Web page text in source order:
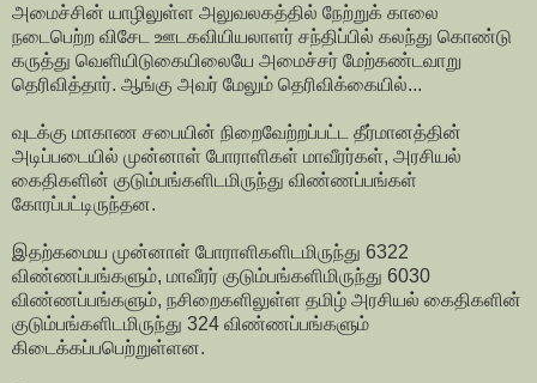
அமைச்சின் யாழிலுள்ள அலுவலகத்தில் நேற்றுக் காலை
நடைபெற்ற விசேட ஊடகவியியலாளர் சந்திப்பில் கலந்து கொண்டு
கருத்து வெளியிடுகையிலையே அமைச்சர் மேற்கண்டவாறு
தெரிவித்தார். ஆங்கு அவர் மேலும் தெரிவிக்கையில்...
வுடக்கு மாகாண சபையின் நிறைவேற்றப்பட்ட தீர்மானத்தின்
அடிப்படையில் முன்னாள் போராளிகள் மாவீரர்கள், அரசியல்
கைதிகளின் குடும்பங்களிடமிருந்து விண்ணப்பங்கள்
கோரப்பட்டிருந்தன.
இதற்கமைய முன்னாள் போராளிகளிடமிருந்து 6322
விண்ணப்பங்களும், மாவீரர் குடும்பங்களிமிருந்து 6030
விண்ணப்பங்களும், நசிறைகளிலுள்ள தமிழ் அரசியல் கைதிகளின்
குடும்பங்களிடமிருந்து 324 விண்ணப்பங்களும்
கிடைக்கப்பபெற்றுள்ளன.